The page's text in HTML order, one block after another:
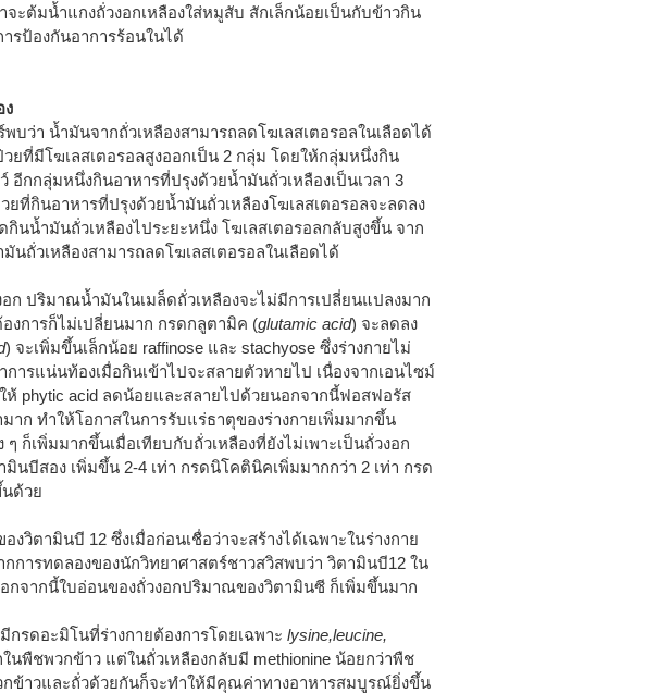
ะต้มน้ำแกงถั่วงอกเหลืองใส่หมูสับ สักเล็กน้อยเป็นกับข้าวกิน
รป้องกันอาการร้อนในได้
ง
บว่า น้ำมันจากถั่วเหลืองสามารถลดโฆเลสเตอรอลในเลือดได้
ยที่มีโฆเลสเตอรอลสูงออกเป็น 2 กลุ่ม โดยให้กลุ่มหนึ่งกิน
อีกกลุ่มหนึ่งกินอาหารที่ปรุงด้วยน้ำมันถั่วเหลืองเป็นเวลา 3
ที่กินอาหารที่ปรุงด้วยน้ำมันถั่วเหลืองโฆเลสเตอรอลจะลดลง
นน้ำมันถั่วเหลืองไประยะหนึ่ง โฆเลสเตอรอลกลับสูงขึ้น จาก
นถั่วเหลืองสามารถลดโฆเลสเตอรอลในเลือดได้
ก ปริมาณน้ำมันในเมล็ดถั่วเหลืองจะไม่มีการเปลี่ยนแปลงมาก
งการก็ไม่เปลี่ยนมาก กรดกลูตามิค (glutamic acid) จะลดลง
) จะเพิ่มขึ้นเล็กน้อย raffinose และ stachyose ซึ่งร่างกายไม่
ารแน่นท้องเมื่อกินเข้าไปจะสลายตัวหายไป เนื่องจากเอนไซม์
ห้ phytic acid ลดน้อยและสลายไปด้วยนอกจากนี้ฟอสฟอรัส
าก ทำให้โอกาสในการรับแร่ธาตุของร่างกายเพิ่มมากขึ้น
ก็เพิ่มมากขึ้นเมื่อเทียบกับถั่วเหลืองที่ยังไม่เพาะเป็นถั่วงอก
มินบีสอง เพิ่มขึ้น 2-4 เท่า กรดนิโคตินิคเพิ่มมากกว่า 2 เท่า กรด
ด้วย
งวิตามินบี 12 ซึ่งเมื่อก่อนเชื่อว่าจะสร้างได้เฉพาะในร่างกาย
การทดลองของนักวิทยาศาสตร์ชาวสวิสพบว่า วิตามินบี12 ใน
อกจากนี้ใบอ่อนของถั่วงอกปริมาณของวิตามินซี ก็เพิ่มขึ้นมาก
กรดอะมิโนที่ร่างกายต้องการโดยเฉพาะ lysine,leucine,
นพืชพวกข้าว แต่ในถั่วเหลืองกลับมี methionine น้อยกว่าพืช
ข้าวและถั่วด้วยกันก็จะทำให้มีคุณค่าทางอาหารสมบูรณ์ยิ่งขึ้น